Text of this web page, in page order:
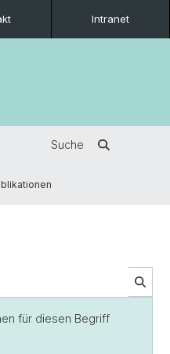
Intranet
Suche
für diesen Begriff